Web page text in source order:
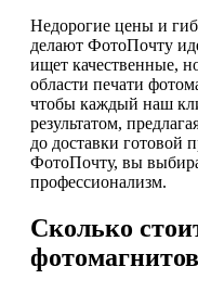
Недорогие цены и
делают ФотоПочту
ищет качественные,
области печати
чтобы каждый наш
результатом,
до доставки готовой
ФотоПочту, вы
профессионализм.
Сколько